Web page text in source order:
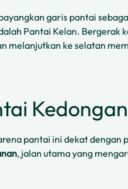
garis pantai
Pantai Kelan. Bergerak
melanjutkan ke selatan
pantai ini dekat
, jalan utama yang